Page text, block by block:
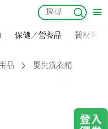
魚油 幼兒米餅
保健／營養品 醫材用品
品 嬰兒洗衣精